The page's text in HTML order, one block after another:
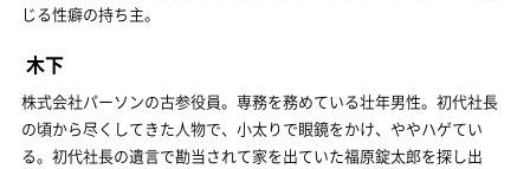
じる性癖の持ち主。
木下
株式会社パーソンの古参役員。専務を務めている壮年男性。初代社長
の頃から尽くしてきた人物で、小太りで眼鏡をかけ、ややハゲてい
る。初代社長の遺言で勘当されて家を出ていた福原錠太郎を探し出